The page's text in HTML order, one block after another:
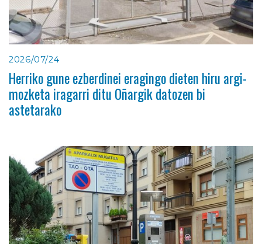
2026/07/24
Herriko gune ezberdinei eragingo dieten hiru argi-
mozketa iragarri ditu Oñargik datozen bi
astetarako